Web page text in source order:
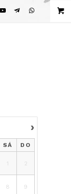
›
SÁ DO
1 2
8 9